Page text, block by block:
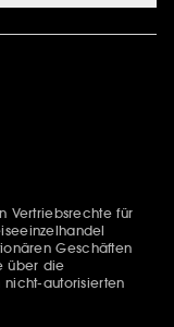
Vertriebsrechte für
Geschäften
über die
autorisierten